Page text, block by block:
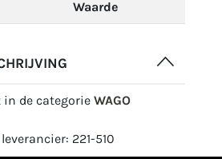
Waarde
de categorie WAGO
221-510